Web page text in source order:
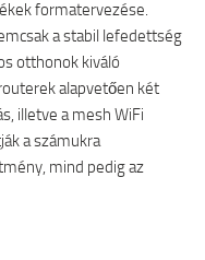
formatervezése.
a stabil lefedettség
otthonok kiváló
alapvetően két
illetve a mesh WiFi
a számukra
mind pedig az